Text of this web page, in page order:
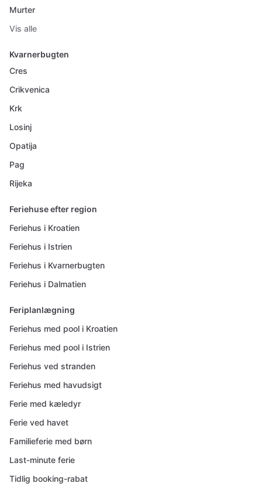
Murter
Vis alle
Kvarnerbugten
Cres
Crikvenica
Krk
Losinj
Opatija
Pag
Rijeka
Feriehuse efter region
Feriehus i Kroatien
Feriehus i Istrien
Feriehus i Kvarnerbugten
Feriehus i Dalmatien
Feriplanlægning
Feriehus med pool i Kroatien
Feriehus med pool i Istrien
Feriehus ved stranden
Feriehus med havudsigt
Ferie med kæledyr
Ferie ved havet
Familieferie med børn
Last-minute ferie
Tidlig booking-rabat